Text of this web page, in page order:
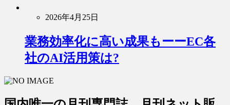
2026年4月25日
業務効率化に高い成果もーーEC各
社のAI活用策は?